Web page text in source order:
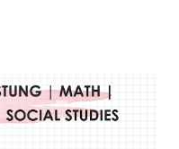
atau cat minyak dengan
sapuan warna